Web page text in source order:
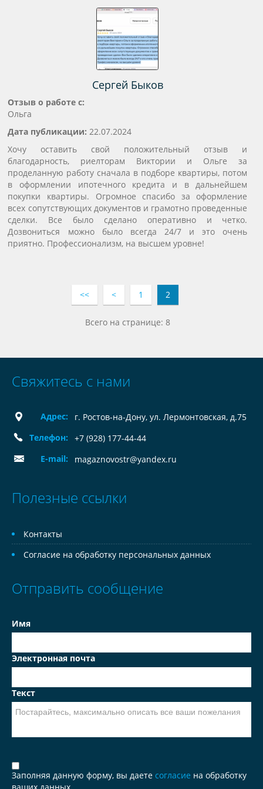
Сергей Быков
Отзыв о работе с:
Ольга
Дата публикации: 22.07.2024
Хочу оставить свой положительный отзыв и
благодарность, риелторам Виктории и Ольге за
проделанную работу сначала в подборе квартиры, потом
в оформлении ипотечного кредита и в дальнейшем
покупки квартиры. Огромное спасибо за оформление
всех сопутствующих документов и грамотно проведенные
сделки. Все было сделано оперативно и четко.
Дозвониться можно было всегда 24/7 и это очень
приятно. Профессионализм, на высшем уровне!
<< < 1 2
Всего на странице: 8
Свяжитесь с нами
Адрес:
г. Ростов-на-Дону, ул. Лермонтовская, д.75
Телефон:
+7 (928) 177-44-44
E-mail:
magaznovostr@yandex.ru
Полезные ссылки
Контакты
Согласие на обработку персональных данных
Отправить сообщение
Имя
Электронная почта
Текст
Заполняя данную форму, вы даете согласие на обработку